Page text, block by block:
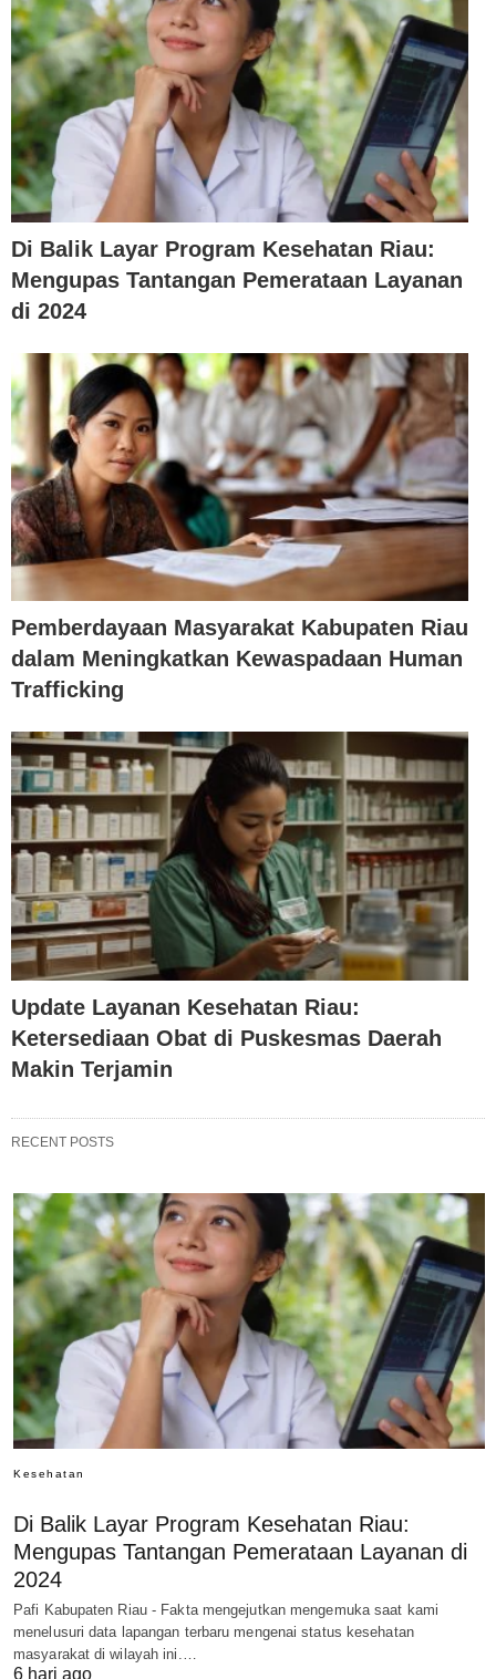
Di Balik Layar Program Kesehatan Riau:
Mengupas Tantangan Pemerataan Layanan
di 2024
Pemberdayaan Masyarakat Kabupaten Riau
dalam Meningkatkan Kewaspadaan Human
Trafficking
Update Layanan Kesehatan Riau:
Ketersediaan Obat di Puskesmas Daerah
Makin Terjamin
RECENT POSTS
Kesehatan
Di Balik Layar Program Kesehatan Riau:
Mengupas Tantangan Pemerataan Layanan di
2024
Pafi Kabupaten Riau - Fakta mengejutkan mengemuka saat kami
menelusuri data lapangan terbaru mengenai status kesehatan
masyarakat di wilayah ini.…
6 hari ago